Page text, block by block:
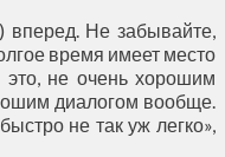
Не забывайте,
время имеет место
это, не очень хорошим
диалогом вообще.
не так уж легко»,